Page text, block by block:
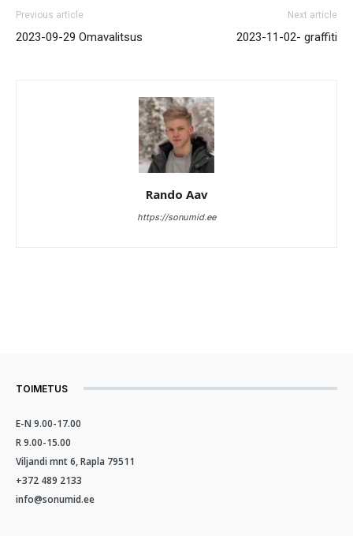
Previous article
2023-09-29 Omavalitsus
Next article
2023-11-02- graffiti
Rando Aav
https://sonumid.ee
TOIMETUS
E-N 9.00-17.00
R 9.00-15.00
Viljandi mnt 6, Rapla 79511
+372 489 2133
info@sonumid.ee